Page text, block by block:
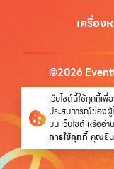
เครื่อง
©2026
เว็บไซต์นี้ใช้คุกกี้เ
ประสบการณ์ของ
บน เว็บไซต์ หรืออ่
การใช้คุกกี้ คุณยิน